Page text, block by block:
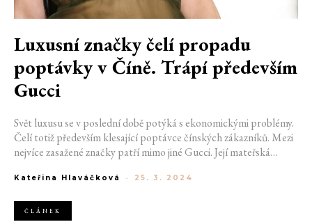
Luxusní značky čelí propadu
poptávky v Číně. Trápí především
Gucci
Svět luxusu se v poslední době potýká s ekonomickými problémy.
Čelí totiž především klesající poptávce čínských zákazníků. Mezi
nejvíce zasažené značky patří mimo jiné Gucci. Její mateřská
posledním čtvrtletí zásadně propadly.
Kateřina Hlaváčková - 25. 3. 2024
ČLÁNEK